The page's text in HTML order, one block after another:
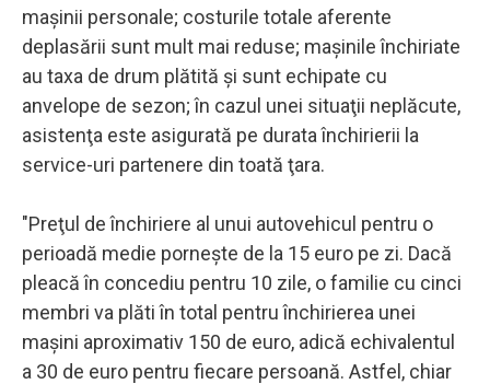
maşinii personale; costurile totale aferente
deplasării sunt mult mai reduse; maşinile închiriate
au taxa de drum plătită şi sunt echipate cu
anvelope de sezon; în cazul unei situaţii neplăcute,
asistenţa este asigurată pe durata închirierii la
service-uri partenere din toată ţara.
"Preţul de închiriere al unui autovehicul pentru o
perioadă medie porneşte de la 15 euro pe zi. Dacă
pleacă în concediu pentru 10 zile, o familie cu cinci
membri va plăti în total pentru închirierea unei
maşini aproximativ 150 de euro, adică echivalentul
a 30 de euro pentru fiecare persoană. Astfel, chiar